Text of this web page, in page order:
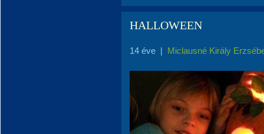
HALLOWEEN
14 éve | Miclausné Király